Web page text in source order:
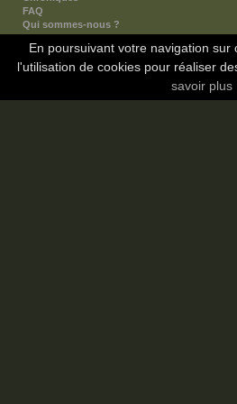
FAQ
Qui sommes-nous ?
Nos partenaires
Faites-nous connaitre
Nous contacter
En poursuivant votre navigation sur
l'utilisation de cookies pour réaliser
savoir plus